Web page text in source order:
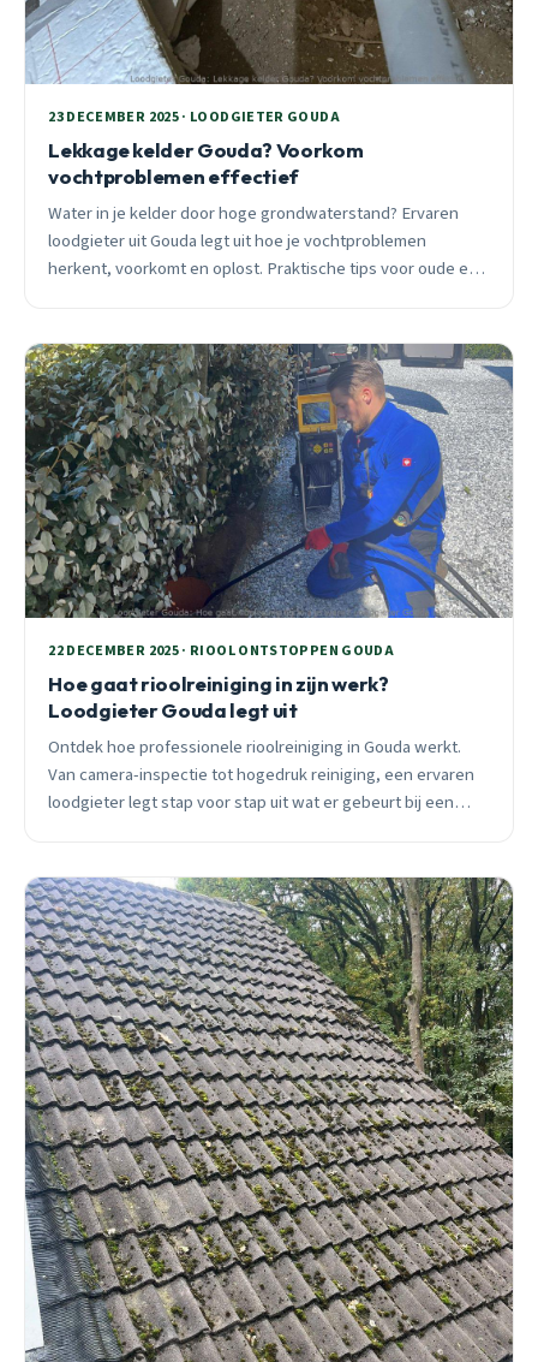
23 DECEMBER 2025 · LOODGIETER GOUDA
Lekkage kelder Gouda? Voorkom
vochtproblemen effectief
Water in je kelder door hoge grondwaterstand? Ervaren
loodgieter uit Gouda legt uit hoe je vochtproblemen
herkent, voorkomt en oplost. Praktische tips voor oude en
22 DECEMBER 2025 · RIOOL ONTSTOPPEN GOUDA
Hoe gaat rioolreiniging in zijn werk?
Loodgieter Gouda legt uit
Ontdek hoe professionele rioolreiniging in Gouda werkt.
Van camera-inspectie tot hogedruk reiniging, een ervaren
loodgieter legt stap voor stap uit wat er gebeurt bij een